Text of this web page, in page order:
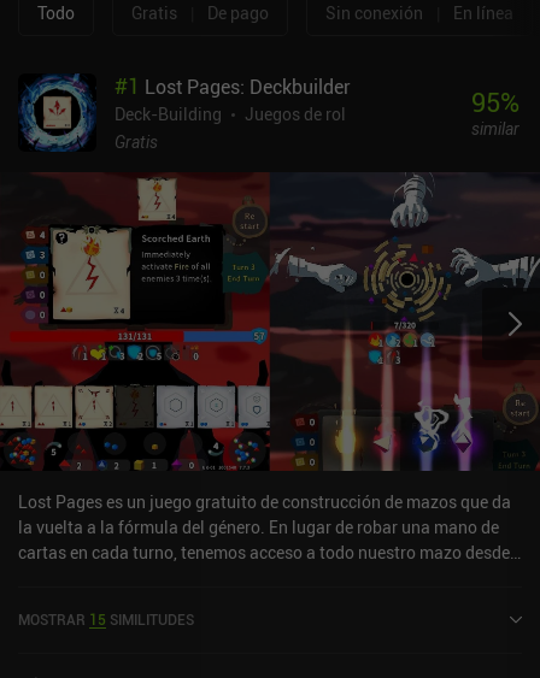
Todo Gratis De pago Sin conexión En línea
#1 Lost Pages: Deckbuilder
Deck-Building
Juegos de rol
Gratis
95%
similar
Lost Pages es un juego gratuito de construcción de mazos que da
la vuelta a la fórmula del género. En lugar de robar una mano de
cartas en cada turno, tenemos acceso a todo nuestro mazo desde
diferentes y, en cada turno, robamos cinco para nuestra mano y los
MOSTRAR 15 SIMILITUDES